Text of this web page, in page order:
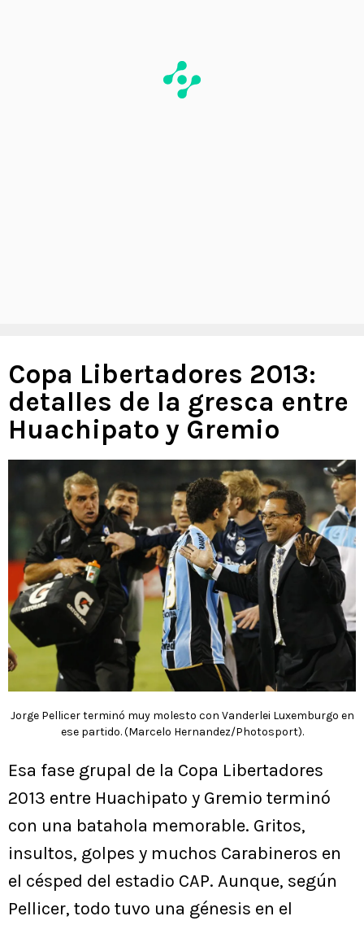
Copa Libertadores 2013:
detalles de la gresca entre
Huachipato y Gremio
Jorge Pellicer terminó muy molesto con Vanderlei Luxemburgo en
ese partido. (Marcelo Hernandez/Photosport).
Esa fase grupal de la Copa Libertadores
2013 entre Huachipato y Gremio terminó
con una batahola memorable. Gritos,
insultos, golpes y muchos Carabineros en
el césped del estadio CAP. Aunque, según
Pellicer, todo tuvo una génesis en el